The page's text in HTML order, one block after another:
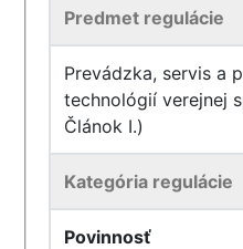
Predmet regulácie
Prevádzka, servis a
technológií verejnej
Článok I.)
Kategória regulácie
Povinnosť